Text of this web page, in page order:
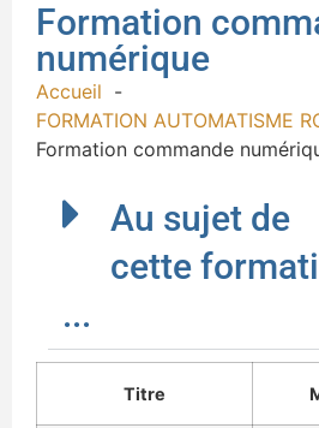
Formation
numérique
Accueil
FORMATION AUTOMATISME
Formation commande
Au sujet de
cette
...
Titre